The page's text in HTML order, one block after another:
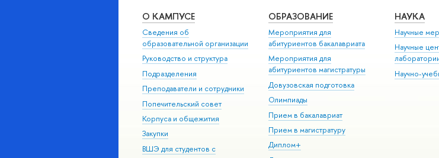
О КАМПУСЕ
Сведения об
образовательной организации
Руководство и структура
Подразделения
Преподаватели и сотрудники
Попечительский совет
Корпуса и общежития
Закупки
ВШЭ для студентов с
ОБРАЗОВАНИЕ
Мероприятия для
абитуриентов бакалавриата
Мероприятия для
абитуриентов магистратуры
Довузовская подготовка
Олимпиады
Прием в бакалавриат
Прием в магистратуру
Диплом+
НАУКА
Научные
Научные
Научно-